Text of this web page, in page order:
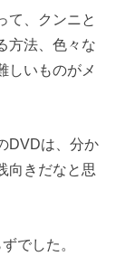
て、クンニと
方法、色々な
しいものがメ
DVDは、分か
向きだなと思
でした。